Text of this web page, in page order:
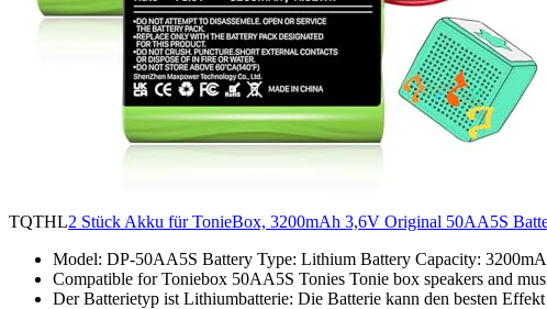
TQTHL2 Stück Akku für TonieBox, 3200mAh 3,6V Original 50AA5S
Model: DP-50AA5S Battery Type: Lithium Battery Capacity:
Compatible for Toniebox 50AA5S Tonies Tonie box speakers and
Der Batterietyp ist Lithiumbatterie: Die Batterie kann den besten